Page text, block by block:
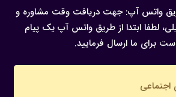
واتس آپ: جهت دریافت وقت مشاوره و
لطفا ابتدا از طریق واتس آپ یک پیام
برای ما ارسال فرمایید.